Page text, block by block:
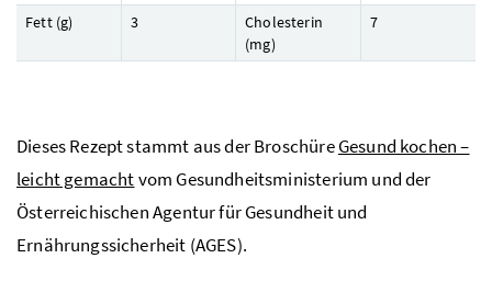
Fett (g) 3
Cholesterin
(mg)
7
Dieses Rezept stammt aus der BroschüreGesund kochen –
leicht gemachtvom Gesundheitsministerium und der
Österreichischen Agentur für Gesundheit und
Ernährungssicherheit (AGES).